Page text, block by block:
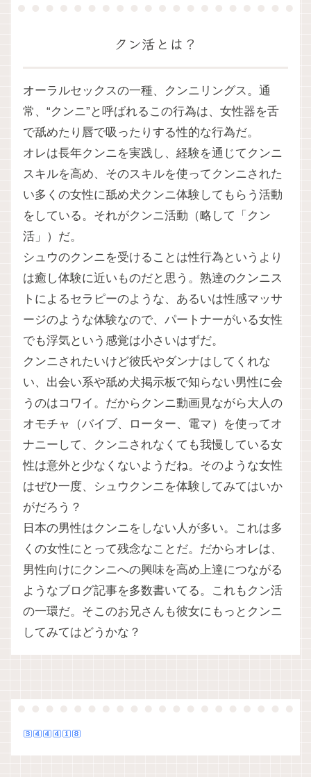
クン活とは？
オーラルセックスの一種、クンニリングス。通
常、“クンニ”と呼ばれるこの行為は、女性器を舌
で舐めたり唇で吸ったりする性的な行為だ。
オレは長年クンニを実践し、経験を通じてクンニ
スキルを高め、そのスキルを使ってクンニされた
い多くの女性に舐め犬クンニ体験してもらう活動
をしている。それがクンニ活動（略して「クン
活」）だ。
シュウのクンニを受けることは性行為というより
は癒し体験に近いものだと思う。熟達のクンニス
トによるセラピーのような、あるいは性感マッサ
ージのような体験なので、パートナーがいる女性
でも浮気という感覚は小さいはずだ。
クンニされたいけど彼氏やダンナはしてくれな
い、出会い系や舐め犬掲示板で知らない男性に会
うのはコワイ。だからクンニ動画見ながら大人の
オモチャ（バイブ、ローター、電マ）を使ってオ
ナニーして、クンニされなくても我慢している女
性は意外と少なくないようだね。そのような女性
はぜひ一度、シュウクンニを体験してみてはいか
がだろう？
日本の男性はクンニをしない人が多い。これは多
くの女性にとって残念なことだ。だからオレは、
男性向けにクンニへの興味を高め上達につながる
ようなブログ記事を多数書いてる。これもクン活
の一環だ。そこのお兄さんも彼女にもっとクンニ
してみてはどうかな？